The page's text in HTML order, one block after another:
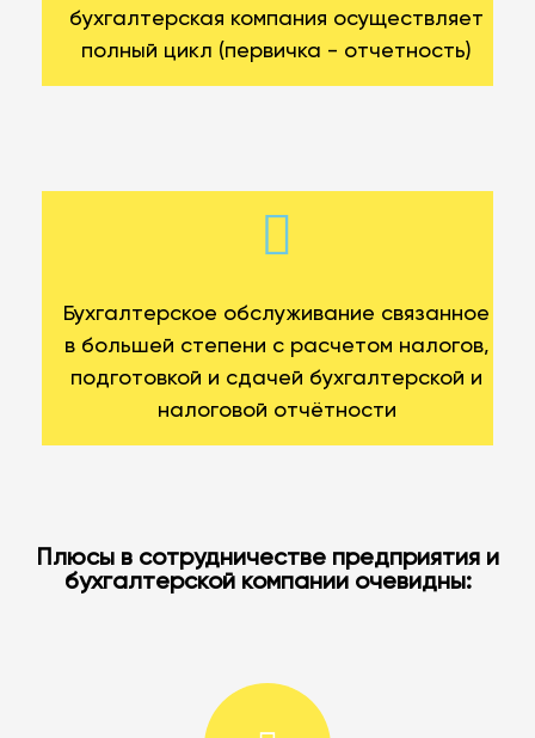
бухгалтерская компания осуществляет
полный цикл (первичка - отчетность)
Бухгалтерское обслуживание связанное
в большей степени с расчетом налогов,
подготовкой и сдачей бухгалтерской и
налоговой отчётности
Плюсы в сотрудничестве предприятия и
бухгалтерской компании очевидны: